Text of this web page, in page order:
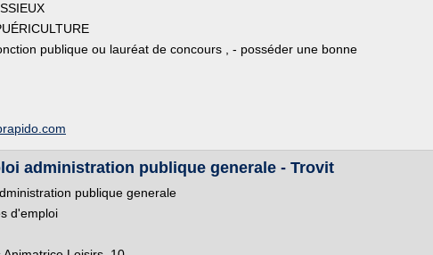
publique ou lauréat de concours , - posséder une bonne
administration publique generale - Trovit
publique generale
d'emploi